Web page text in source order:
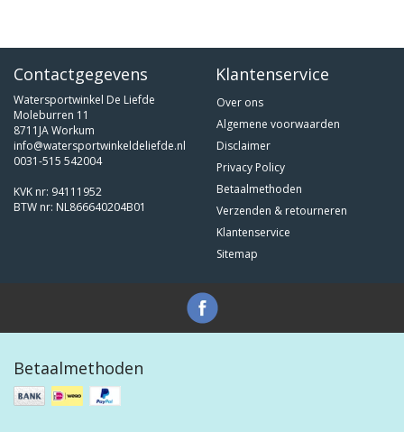
Contactgegevens
Watersportwinkel De Liefde
Moleburren 11
8711JA Workum
info@watersportwinkeldeliefde.nl
0031-515 542004
KVK nr: 94111952
BTW nr: NL866640204B01
Klantenservice
Over ons
Algemene voorwaarden
Disclaimer
Privacy Policy
Betaalmethoden
Verzenden & retourneren
Klantenservice
Sitemap
Betaalmethoden